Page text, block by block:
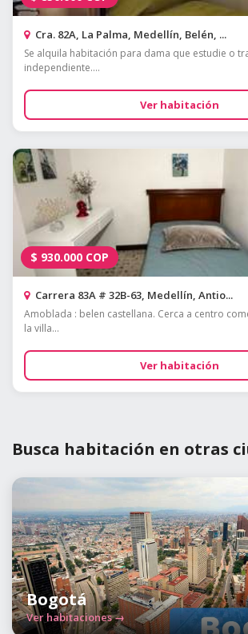
Cra. 82A, La Palma, Medellín, Belén, ...
Se alquila habitación para dama que estudie o
independiente....
Ver habitación
$ 930.000 COP
Carrera 83A # 32B-63, Medellín, Antio...
Amoblada : belen castellana. Cerca a centro
la villa...
Ver habitación
Busca habitación en otras
Bogotá
Ver habitaciones →